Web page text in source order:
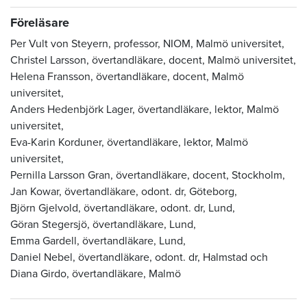
Föreläsare
Per Vult von Steyern, professor, NIOM, Malmö universitet,
Christel Larsson, övertandläkare, docent, Malmö universitet,
Helena Fransson, övertandläkare, docent, Malmö
universitet,
Anders Hedenbjörk Lager, övertandläkare, lektor, Malmö
universitet,
Eva-Karin Korduner, övertandläkare, lektor, Malmö
universitet,
Pernilla Larsson Gran, övertandläkare, docent, Stockholm,
Jan Kowar, övertandläkare, odont. dr, Göteborg,
Björn Gjelvold, övertandläkare, odont. dr, Lund,
Göran Stegersjö, övertandläkare, Lund,
Emma Gardell, övertandläkare, Lund,
Daniel Nebel, övertandläkare, odont. dr, Halmstad och
Diana Girdo, övertandläkare, Malmö